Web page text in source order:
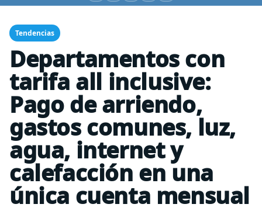
Tendencias
Departamentos con
tarifa all inclusive:
Pago de arriendo,
gastos comunes, luz,
agua, internet y
calefacción en una
única cuenta mensual